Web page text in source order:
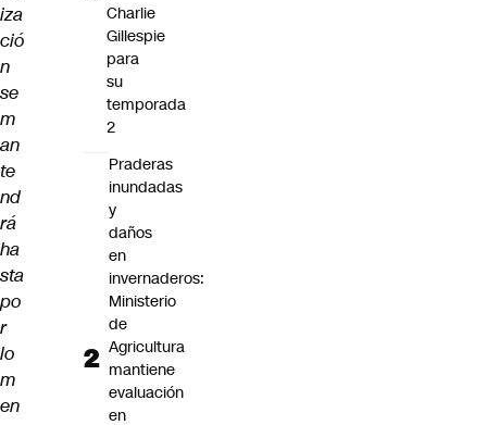
iza
ció
n
se
m
an
te
nd
rá
ha
sta
po
r
lo
m
en
Charlie
Gillespie
para
su
temporada
2
Praderas
inundadas
y
daños
en
invernaderos:
Ministerio
de
Agricultura
mantiene
evaluación
en